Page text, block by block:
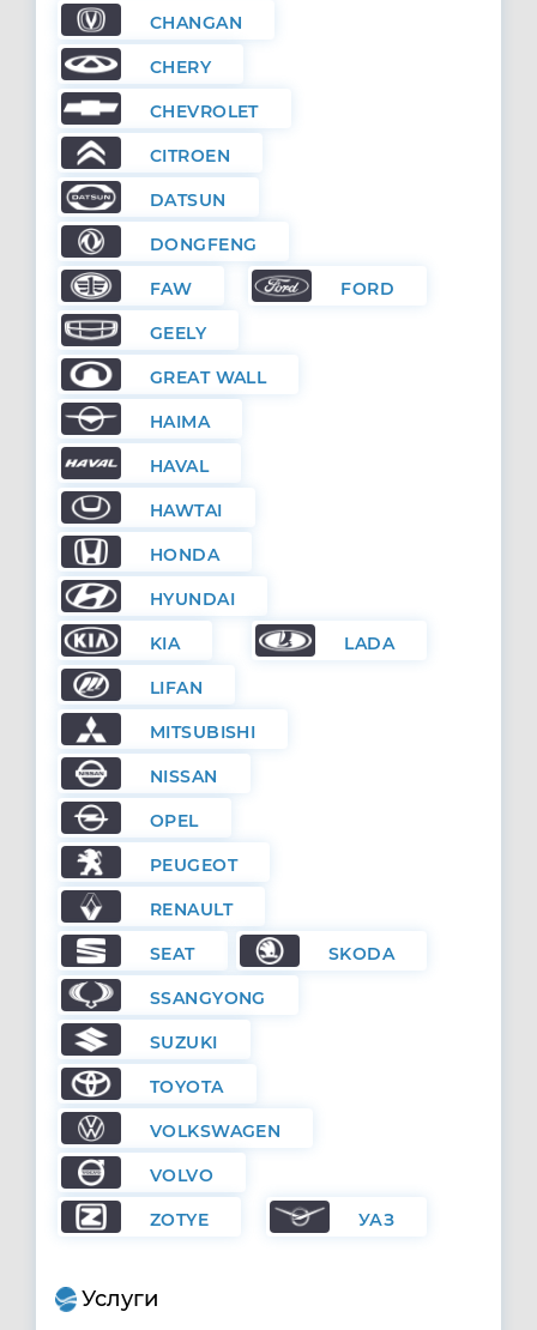
CHANGAN
CHERY
CHEVROLET
CITROEN
DATSUN
DONGFENG
FAW FORD
GEELY
GREAT WALL
HAIMA
HAVAL
HAWTAI
HONDA
HYUNDAI
KIA LADA
LIFAN
MITSUBISHI
NISSAN
OPEL
PEUGEOT
RENAULT
SEAT SKODA
SSANGYONG
SUZUKI
TOYOTA
VOLKSWAGEN
VOLVO
ZOTYE УАЗ
Услуги